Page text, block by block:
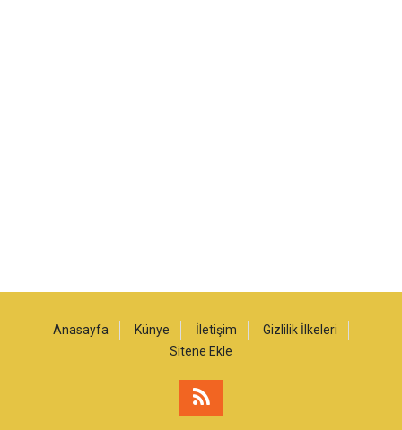
Anasayfa Künye İletişim
Gizlilik İlkeleri
Sitene Ekle